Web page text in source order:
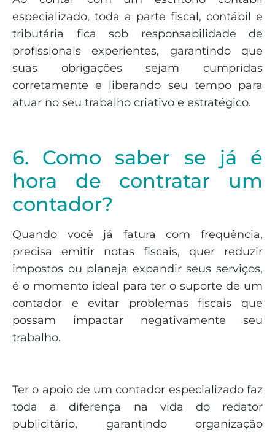
especializado, toda a parte fiscal, contábil e
tributária fica sob responsabilidade de
profissionais experientes, garantindo que
suas obrigações sejam cumpridas
corretamente e liberando seu tempo para
atuar no seu trabalho criativo e estratégico.
6. Como saber se já é
hora de contratar um
contador?
Quando você já fatura com frequência,
precisa emitir notas fiscais, quer reduzir
impostos ou planeja expandir seus serviços,
é o momento ideal para ter o suporte de um
contador e evitar problemas fiscais que
possam impactar negativamente seu
trabalho.
Ter o apoio de um contador especializado faz
toda a diferença na vida do redator
publicitário, garantindo organização